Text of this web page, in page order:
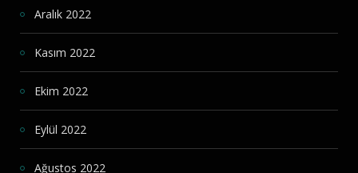
Aralık 2022
Kasım 2022
Ekim 2022
Eylül 2022
Ağustos 2022